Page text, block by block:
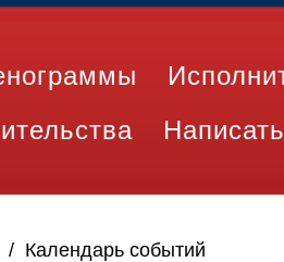
/ Календарь событий